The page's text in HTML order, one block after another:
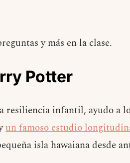
y más en la clase.
Potter
resiliencia infantil, ayudo a
un famoso estudio
isla hawaiana desde